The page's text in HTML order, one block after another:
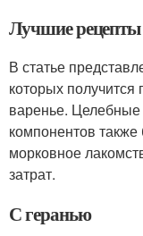
Лучшие рецепты
В статье
которых получится
варенье.
компонентов также
морковное
затрат.
С геранью